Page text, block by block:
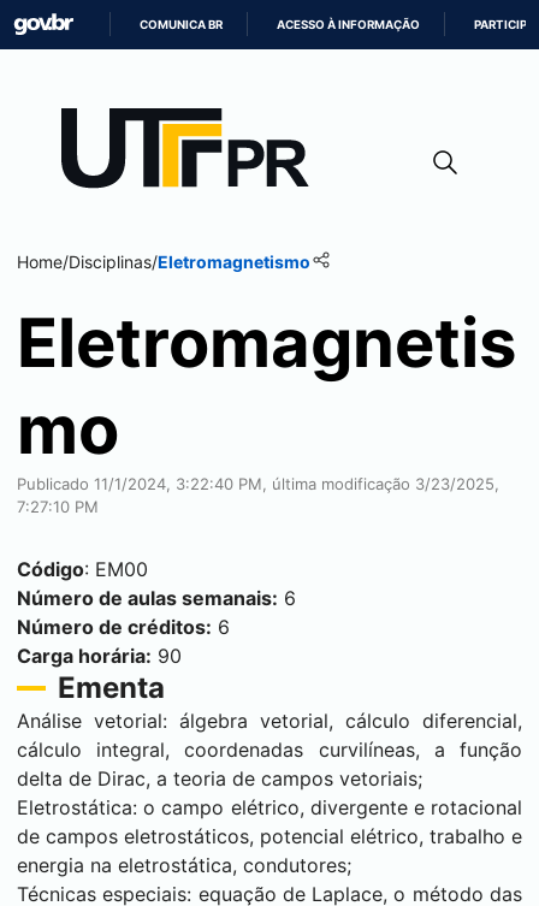
CONTEÚDO
COMUNICA BR ACESSO À INFORMAÇÃO PARTICIPE
Home/Disciplinas/Eletromagnetismo
Eletromagnetis
mo
Publicado 11/1/2024, 3:22:40 PM, última modificação 3/23/2025,
7:27:10 PM
Código: EM00
Número de aulas semanais: 6
Número de créditos: 6
Carga horária: 90
Ementa
Análise vetorial: álgebra vetorial, cálculo diferencial,
cálculo integral, coordenadas curvilíneas, a função
delta de Dirac, a teoria de campos vetoriais;
Eletrostática: o campo elétrico, divergente e rotacional
de campos eletrostáticos, potencial elétrico, trabalho e
energia na eletrostática, condutores;
Técnicas especiais: equação de Laplace, o método das